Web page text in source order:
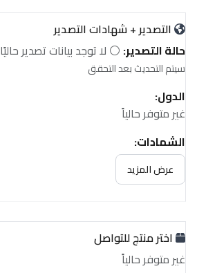
التصدير + شهادات التصدير
حالة التصدير: ⚪ لا توجد بيانات تصدير حاليًا
سيتم التحديث بعد التحقق
الدول:
غير متوفر حالياً
الشهادات:
غير متوفر حالياً
عرض المزيد
اختر منتج للتواصل
غير متوفر حالياً